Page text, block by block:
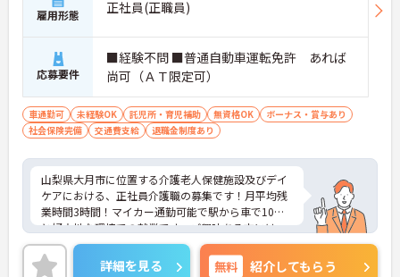
雇用形態 正社員(正職員)
応募要件
■経験不問 ■普通自動車運転免許 あれば
尚可（ＡＴ限定可）
車通勤可 未経験OK 託児所・育児補助 無資格OK
ボーナス・賞与あり
社会保険完備
交通費支給 退職金制度あり
山梨県大月市に位置する介護老人保健施設及びデイ
ケアにおける、正社員介護職の募集です！月平均残
業時間3時間！マイカー通勤可能で駅から車で10分
と好立地な環境での就業です。ご興味ある方には、
面接対策ポイントなど、さらに詳細をお話しいたし
ますのでお気軽にご相談ください。
詳細を見る 無料 紹介してもらう